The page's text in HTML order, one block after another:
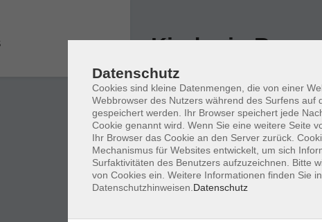
Kinder in
Wochentage
nur buchbare nur
Keine passenden Kurse
Datenschutz
Cookies sind kleine Datenmengen, die von einer
Webbrowser des Nutzers während des Surfens auf
gespeichert werden. Ihr Browser speichert jede
Cookie genannt wird. Wenn Sie eine weitere Seite
Ihr Browser das Cookie an den Server zurück.
Mechanismus für Websites entwickelt, um sich
Surfaktivitäten des Benutzers aufzuzeichnen. Bitte
von Cookies ein. Weitere Informationen finden Sie
Datenschutzhinweisen. Datenschutz